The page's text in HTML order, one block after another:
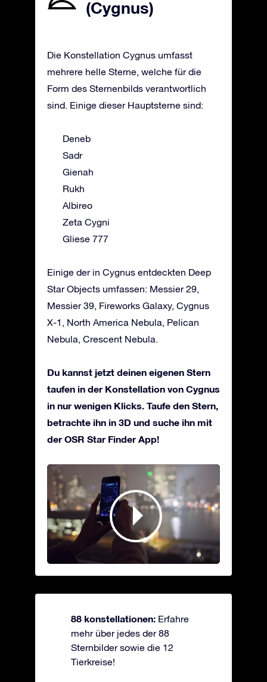
(Cygnus)
Die Konstellation Cygnus umfasst
mehrere helle Sterne, welche für die
Form des Sternenbilds verantwortlich
sind. Einige dieser Hauptsterne sind:
Deneb
Sadr
Gienah
Rukh
Albireo
Zeta Cygni
Gliese 777
Einige der in Cygnus entdeckten Deep
Star Objects umfassen: Messier 29,
Messier 39, Fireworks Galaxy, Cygnus
X-1, North America Nebula, Pelican
Nebula, Crescent Nebula.
Du kannst jetzt deinen eigenen Stern
taufen in der Konstellation von Cygnus
in nur wenigen Klicks. Taufe den Stern,
betrachte ihn in 3D und suche ihn mit
der OSR Star Finder App!
88 konstellationen: Erfahre
mehr über jedes der 88
Sternbilder sowie die 12
Tierkreise!